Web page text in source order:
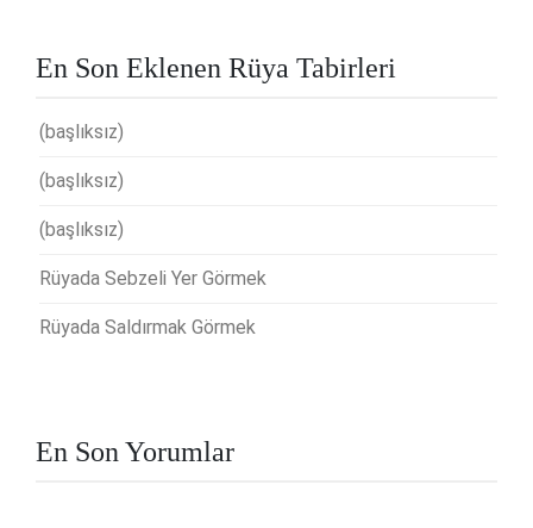
En Son Eklenen Rüya Tabirleri
(başlıksız)
(başlıksız)
(başlıksız)
Rüyada Sebzeli Yer Görmek
Rüyada Saldırmak Görmek
En Son Yorumlar